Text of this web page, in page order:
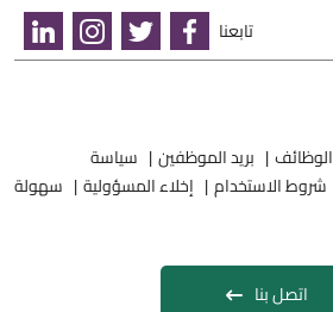
تابعنا
الوظائف بريد الموظفين
سياسة
شروط الاستخدام إخلاء المسؤولية
سهولة
اتصل بنا